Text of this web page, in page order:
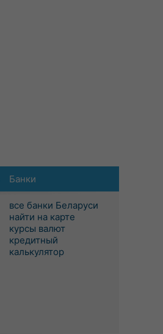
Банки
все банки Беларуси
найти на карте
курсы валют
кредитный
калькулятор